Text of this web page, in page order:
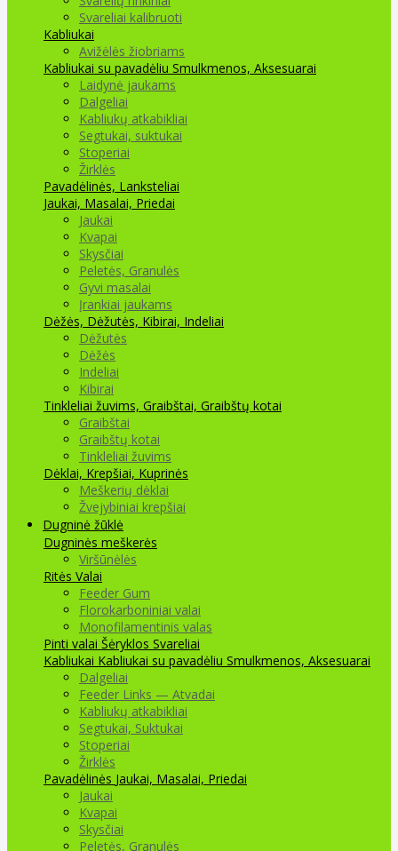
Svareliai kalibruoti
Kabliukai
Avižėlės žiobriams
Kabliukai su pavadėliu Smulkmenos, Aksesuarai
Laidynė jaukams
Dalgeliai
Kabliukų atkabikliai
Segtukai, suktukai
Stoperiai
Žirklės
Pavadėlinės, Lanksteliai
Jaukai, Masalai, Priedai
Jaukai
Kvapai
Skysčiai
Peletės, Granulės
Gyvi masalai
Įrankiai jaukams
Dėžės, Dėžutės, Kibirai, Indeliai
Dėžutės
Dėžės
Indeliai
Kibirai
Tinkleliai žuvims, Graibštai, Graibštų kotai
Graibštai
Graibštų kotai
Tinkleliai žuvims
Dėklai, Krepšiai, Kuprinės
Meškerių dėklai
Žvejybiniai krepšiai
Dugninė žūklė
Dugninės meškerės
Viršūnėlės
Ritės Valai
Feeder Gum
Florokarboniniai valai
Monofilamentinis valas
Pinti valai Šėryklos Svareliai
Kabliukai Kabliukai su pavadėliu Smulkmenos, Aksesuarai
Dalgeliai
Feeder Links — Atvadai
Kabliukų atkabikliai
Segtukai, Suktukai
Stoperiai
Žirklės
Pavadėlinės Jaukai, Masalai, Priedai
Jaukai
Kvapai
Skysčiai
Peletės, Granulės